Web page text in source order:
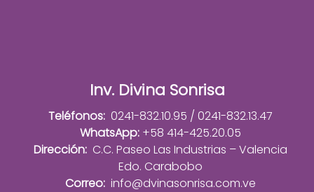
Inv. Divina Sonrisa
Teléfonos: 0241-832.10.95 / 0241-832.13.47
WhatsApp: +58 414-425.20.05
Dirección: C.C. Paseo Las Industrias – Valencia
Edo. Carabobo
Correo: info@dvinasonrisa.com.ve